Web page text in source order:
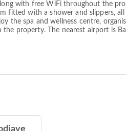
with free WiFi throughout the
fitted with a shower and slippers,
the spa and wellness centre,
property. The nearest airport is